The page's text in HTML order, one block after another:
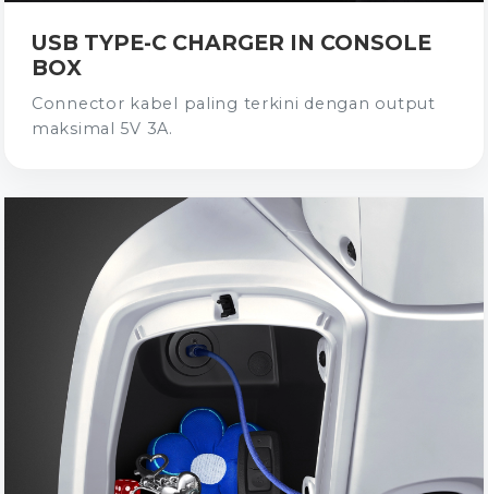
USB TYPE-C CHARGER IN CONSOLE
BOX
Connector kabel paling terkini dengan output
maksimal 5V 3A.